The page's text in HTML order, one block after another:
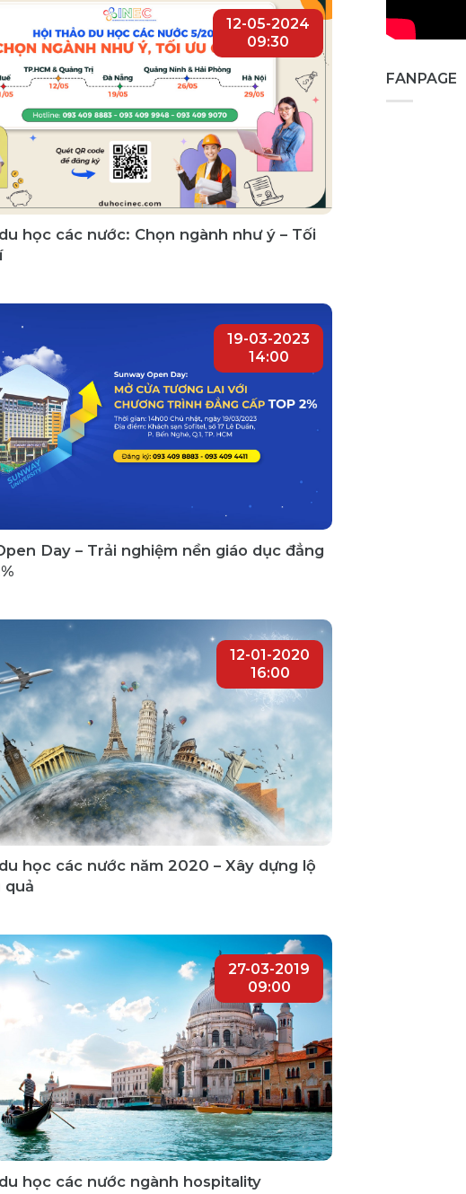
học các nước: Chọn ngành như ý – Tối
12-05-2024
09:30
Day – Trải nghiệm nền giáo dục đẳng
19-03-2023
14:00
học các nước năm 2020 – Xây dựng lộ
quả
12-01-2020
16:00
học các nước ngành hospitality
27-03-2019
09:00
FANPAGE